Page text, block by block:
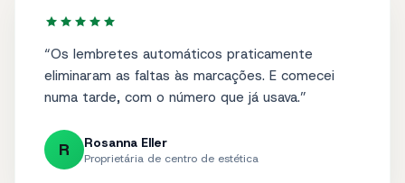
“Os lembretes automáticos praticamente
eliminaram as faltas às marcações. E comecei
R Rosanna Eller